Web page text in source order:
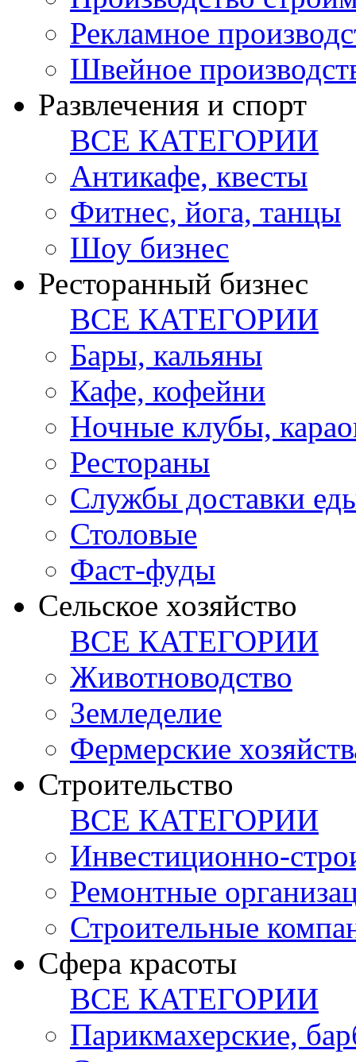
Рекламное
Швейное
Развлечения и спорт
ВСЕ КАТЕГОРИИ
Антикафе, квесты
Фитнес, йога, танцы
Шоу бизнес
Ресторанный бизнес
ВСЕ КАТЕГОРИИ
Бары, кальяны
Кафе, кофейни
Ночные клубы,
Рестораны
Службы доставки
Столовые
Фаст-фуды
Сельское хозяйство
ВСЕ КАТЕГОРИИ
Животноводство
Земледелие
Фермерские
Строительство
ВСЕ КАТЕГОРИИ
Инвестиционно-
Ремонтные
Строительные
Сфера красоты
ВСЕ КАТЕГОРИИ
Парикмахерские,